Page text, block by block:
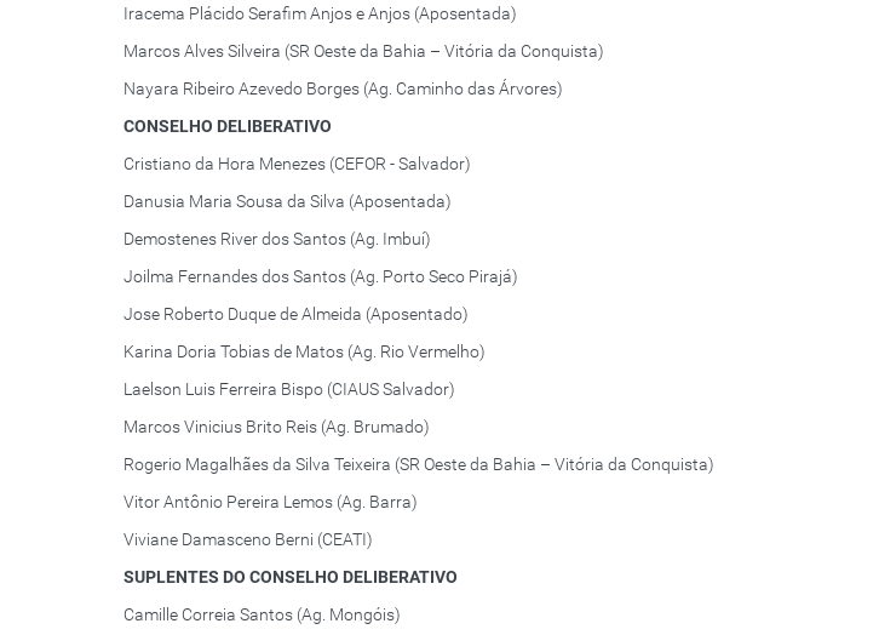
Iracema Plácido Serafim Anjos e Anjos (Aposentada)
Marcos Alves Silveira (SR Oeste da Bahia – Vitória da Conquista)
Nayara Ribeiro Azevedo Borges (Ag. Caminho das Árvores)
CONSELHO DELIBERATIVO
Cristiano da Hora Menezes (CEFOR - Salvador)
Danusia Maria Sousa da Silva (Aposentada)
Demostenes River dos Santos (Ag. Imbuí)
Joilma Fernandes dos Santos (Ag. Porto Seco Pirajá)
Jose Roberto Duque de Almeida (Aposentado)
Karina Doria Tobias de Matos (Ag. Rio Vermelho)
Laelson Luis Ferreira Bispo (CIAUS Salvador)
Marcos Vinicius Brito Reis (Ag. Brumado)
Rogerio Magalhães da Silva Teixeira (SR Oeste da Bahia – Vitória da Conquista)
Vitor Antônio Pereira Lemos (Ag. Barra)
Viviane Damasceno Berni (CEATI)
SUPLENTES DO CONSELHO DELIBERATIVO
Camille Correia Santos (Ag. Mongóis)